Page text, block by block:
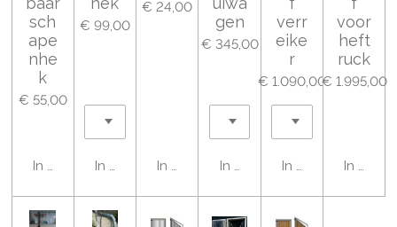
sch
ape
nhe
k
€ 55,00
In winkelwagen
€ 99,00
In winkelwagen
€ 24,00
In winkelwagen
gen
€ 345,00
In winkelwagen
verr
eike
r
€ 1.090,00
In winkelwagen
voor
heft
ruck
€ 1.995,00
In